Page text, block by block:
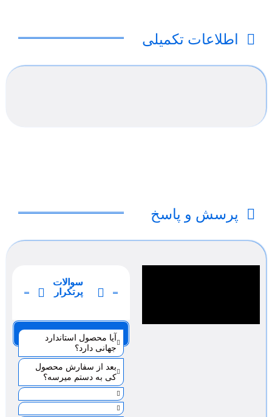
اطلاعات تکمیلی
پرسش و پاسخ
سوالات
پرتکرار
صفحه 1
آیا محصول استاندارد
جهانی دارد؟
بعد از سفارش محصول
کی به دستم میرسه؟